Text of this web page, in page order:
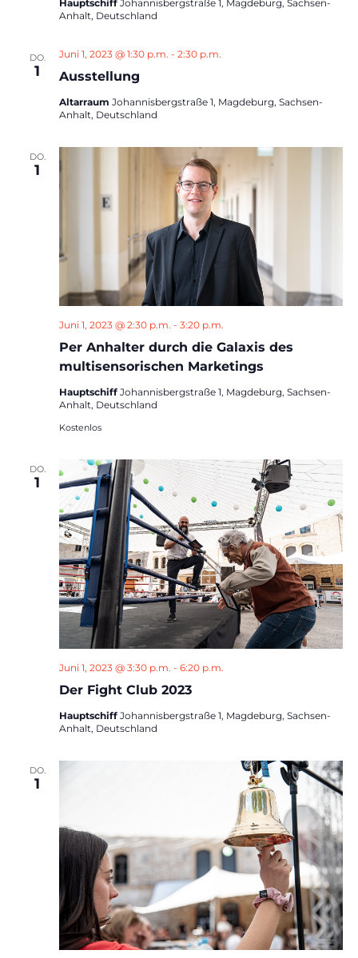
Hauptschiff Johannisbergstraße 1, Magdeburg, Sachsen-
Anhalt, Deutschland
DO.
1 Ausstellung
Juni 1, 2023 @ 1:30 p.m. - 2:30 p.m.
Altarraum Johannisbergstraße 1, Magdeburg, Sachsen-
Anhalt, Deutschland
DO.
1
Per Anhalter durch die Galaxis des
multisensorischen Marketings
Juni 1, 2023 @ 2:30 p.m. - 3:20 p.m.
Hauptschiff Johannisbergstraße 1, Magdeburg, Sachsen-
Anhalt, Deutschland
Kostenlos
DO.
1
Der Fight Club 2023
Juni 1, 2023 @ 3:30 p.m. - 6:20 p.m.
Hauptschiff Johannisbergstraße 1, Magdeburg, Sachsen-
Anhalt, Deutschland
DO.
1